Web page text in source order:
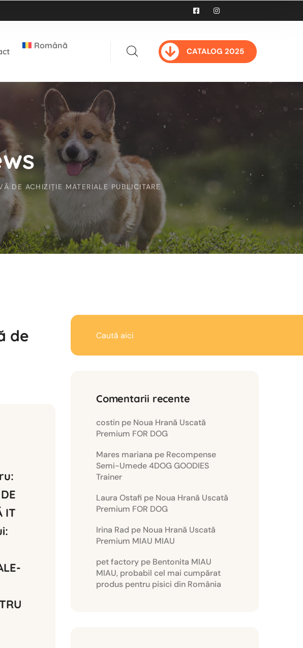
Română
CATALOG 2025
DE ACHIZIȚIE MATERIALE PUBLICITARE
de
IT
Comentarii recente
costin pe Noua Hrană Uscată
Premium FOR DOG
Mares mariana pe Recompense
Semi-Umede 4DOG GOODIES
Trainer
Laura Ostafi pe Noua Hrană Uscată
Premium FOR DOG
Irina Rad pe Noua Hrană Uscată
Premium MIAU MIAU
pet factory pe Bentonita MIAU
MIAU, probabil cel mai cumpărat
produs pentru pisici din România